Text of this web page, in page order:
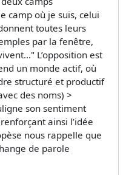
camp où je suis, celui
toutes leurs
par la fenêtre,
L’opposition est
un monde actif, où
structuré et productif
des noms) >
son sentiment
ainsi l’idée
nous rappelle que
de parole